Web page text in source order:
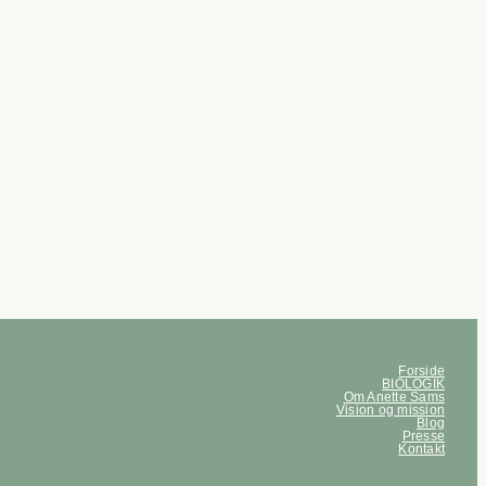
Forside
BIOLOGIK
Om Anette Sams
Vision og mission
Blog
Presse
Kontakt